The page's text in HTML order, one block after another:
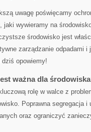
uwagę⁤ poświęcamy
jaki wywieramy na
środowisko jest
zarządzanie⁤ odpadami i⁣
opowiemy!
ważna dla
rolę w walce z⁢
Poprawna segregacja
oraz ograniczyć